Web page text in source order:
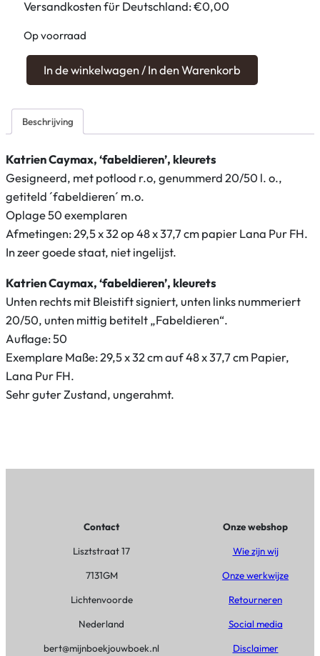
Versandkosten für Deutschland: €0,00
Op voorraad
K
a
r
e
n
C
a
y
m
x
,
‘
f
a
b
e
e
In de winkelwagen / In den Warenkorb
Beschrijving
Katrien Caymax, ‘fabeldieren’, kleurets
Gesigneerd, met potlood r.o, genummerd 20/50 l. o.,
getiteld ´fabeldieren´ m.o.
Oplage 50 exemplaren
Afmetingen: 29,5 x 32 op 48 x 37,7 cm papier Lana Pur FH.
In zeer goede staat, niet ingelijst.
Katrien Caymax, ‘fabeldieren’, kleurets
Unten rechts mit Bleistift signiert, unten links nummeriert
20/50, unten mittig betitelt „Fabeldieren“.
Auflage: 50
Exemplare Maße: 29,5 x 32 cm auf 48 x 37,7 cm Papier,
Lana Pur FH.
Sehr guter Zustand, ungerahmt.
Contact Onze webshop
Lisztstraat 17 Wie zijn wij
7131GM Onze werkwijze
Lichtenvoorde Retourneren
Nederland Social media
bert@mijnboekjouwboek.nl Disclaimer